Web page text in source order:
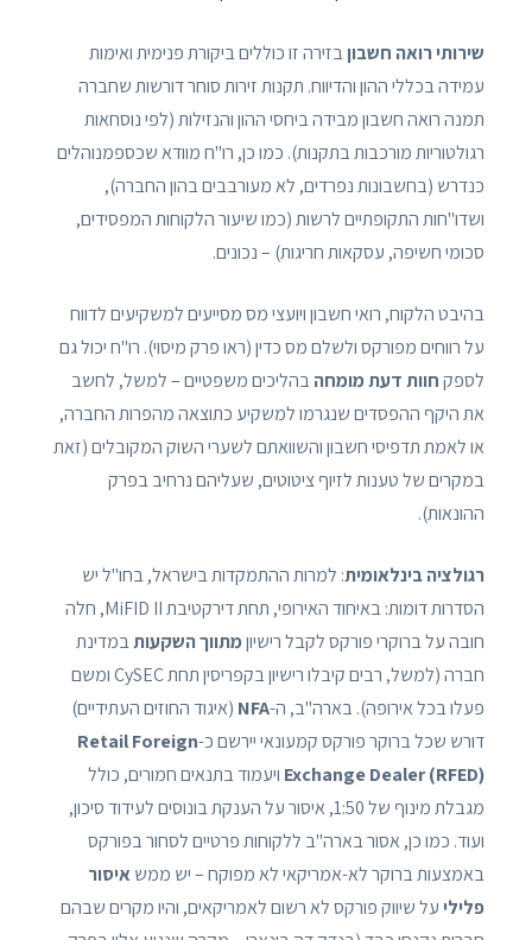
שירותי רואה חשבוןבזירה זו כוללים ביקורת פנימית ואימות
עמידה בכללי ההון והדיווח. תקנות זירות סוחר דורשות שחברה
תמנה רואה חשבון מבידה ביחסי ההון והנזילות (לפי נוסחאות
רגולטוריות מורכבות בתקנות). כמו כן, רו"ח מוודא שכספמנוהלים
כנדרש (בחשבונות נפרדים, לא מעורבבים בהון החברה),
ושדו"חות התקופתיים לרשות (כמו שיעור הלקוחות המפסידים,
סכומי חשיפה, עסקאות חריגות) – נכונים.
בהיבט הלקוח, רואי חשבון ויועצי מס מסייעים למשקיעים לדווח
על רווחים מפורקס ולשלם מס כדין (ראו פרק מיסוי). רו"ח יכול גם
לספקחוות דעת מומחהבהליכים משפטיים – למשל, לחשב
את היקף ההפסדים שנגרמו למשקיע כתוצאה מהפרות החברה,
או לאמת תדפיסי חשבון והשוואתם לשערי השוק המקובלים (זאת
במקרים של טענות לזיוף ציטוטים, שעליהם נרחיב בפרק
ההונאות).
רגולציה בינלאומית: למרות ההתמקדות בישראל, בחו"ל יש
הסדרות דומות: באיחוד האירופי, תחת דירקטיבת MiFID II, חלה
חובה על ברוקרי פורקס לקבל רישיוןמתווך השקעותבמדינת
חברה (למשל, רבים קיבלו רישיון בקפריסין תחת CySEC ומשם
פעלו בכל אירופה). בארה"ב, ה-NFA (איגוד החוזים העתידיים)
דורש שכל ברוקר פורקס קמעונאי יירשם כ-Retail Foreign
Exchange Dealer (RFED) ויעמוד בתנאים חמורים, כולל
מגבלת מינוף של 1:50, איסור על הענקת בונוסים לעידוד סיכון,
ועוד. כמו כן, אסור בארה"ב ללקוחות פרטיים לסחור בפורקס
באמצעות ברוקר לא-אמריקאי לא מפוקח – יש ממש איסור
פלילי על שיווק פורקס לא רשום לאמריקאים, והיו מקרים שבהם